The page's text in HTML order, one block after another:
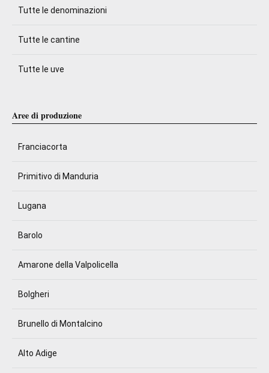
Tutte le denominazioni
Tutte le cantine
Tutte le uve
Aree di produzione
Franciacorta
Primitivo di Manduria
Lugana
Barolo
Amarone della Valpolicella
Bolgheri
Brunello di Montalcino
Alto Adige